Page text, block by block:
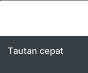
Tautan cepat